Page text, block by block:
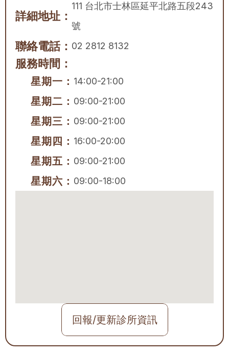
詳細地址：
111 台北市士林區延平北路五段243
號
聯絡電話： 02 2812 8132
服務時間：
星期一： 14:00-21:00
星期二： 09:00-21:00
星期三： 09:00-21:00
星期四： 16:00-20:00
星期五： 09:00-21:00
星期六： 09:00-18:00
回報/更新診所資訊